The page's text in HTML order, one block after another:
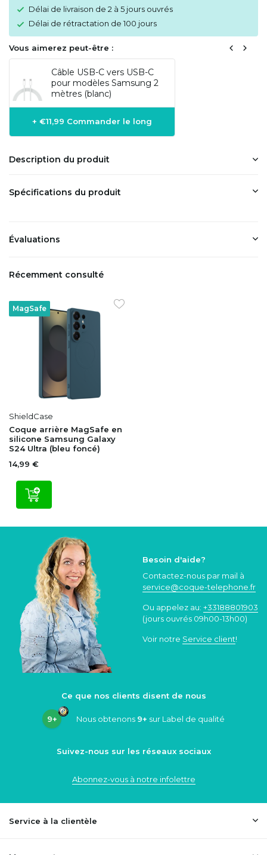
Délai de livraison de 2 à 5 jours ouvrés
Délai de rétractation de 100 jours
Vous aimerez peut-être :
Câble USB-C vers USB-C
pour modèles Samsung 2
mètres (blanc)
+ €11,99 Commander le long
Description du produit
Spécifications du produit
Évaluations
Récemment consulté
MagSafe
ShieldCase
Coque arrière MagSafe en
silicone Samsung Galaxy
S24 Ultra (bleu foncé)
14,99 €
Besoin d'aide?
Contactez-nous par mail à
service@coque-telephone.fr
Ou appelez au: +33188801903
(jours ouvrés 09h00-13h00)
Voir notre Service client!
Ce que nos clients disent de nous
9+ Nous obtenons 9+ sur Label de qualité
Suivez-nous sur les réseaux sociaux
Abonnez-vous à notre infolettre
Service à la clientèle